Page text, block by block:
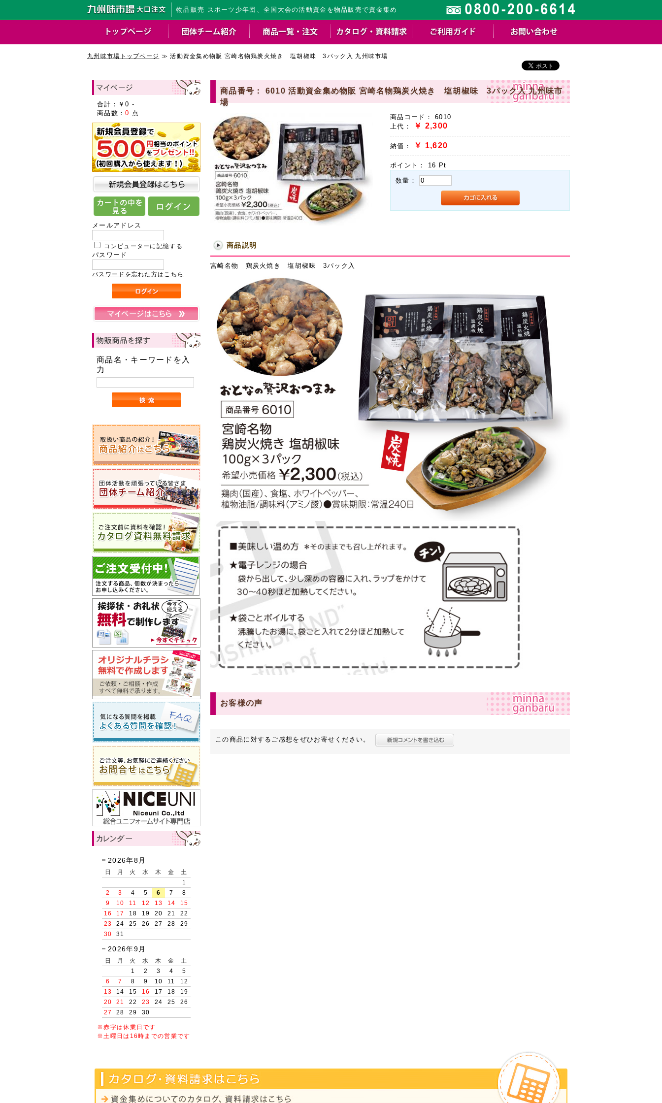
物品販売 スポーツ少年団、全国大会の活動資金を物品販売で資金集め
九州味市場トップページ ≫ 活動資金集め物販 宮崎名物鶏炭火焼き 塩胡椒味 3パック入 九州味市場
合計：￥0 -
商品数：0 点
メールアドレス
コンピューターに記憶する
パスワード
パスワードを忘れた方はこちら
商品名・キーワードを入
力
2026年8月
日 月 火 水 木 金
土
1
2
3 4 5 6 7
8
9
10 11 12 13 14
15
16
17 18 19 20 21
22
23
24 25 26 27 28
29
30
31
2026年9月
日 月 火 水 木 金
土
1
2 3 4
5
6
7 8 9 10 11
12
13
14 15 16 17 18
19
20
21 22 23 24 25
26
27
28 29 30
※赤字は休業日です
※土曜日は16時までの営業です
商品番号： 6010 活動資金集め物販 宮崎名物鶏炭火焼き 塩胡椒味 3パック入 九州味市
場
商品コード：
6010
上代：
￥ 2,300
納価： ￥ 1,620
ポイント： 16 Pt
数量：
商品説明
宮崎名物 鶏炭火焼き 塩胡椒味 3パック入
お客様の声
この商品に対するご感想をぜひお寄せください。